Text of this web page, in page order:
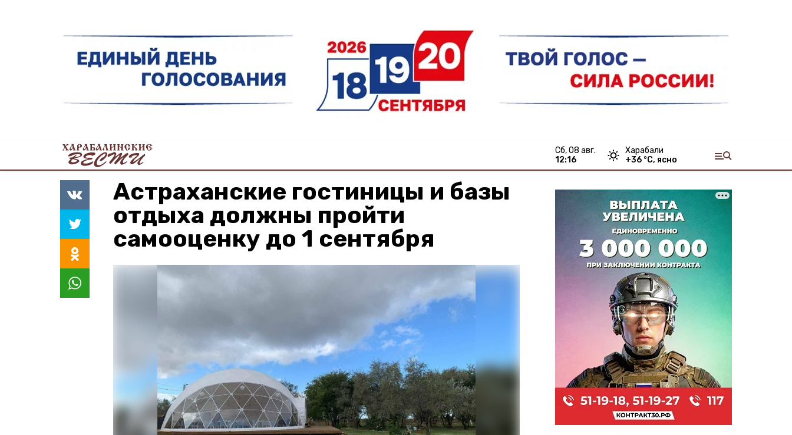
сб, 08 авг.
12:16
Харабали
+36 °С, ясно
Астраханские гостиницы и базы
отдыха должны пройти
самооценку до 1 сентября